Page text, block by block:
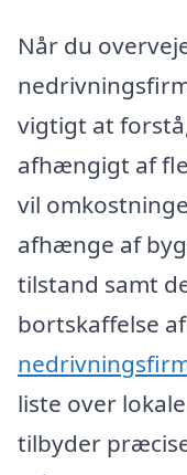
Når du
vigtigt at
afhængigt af
vil
afhænge af
tilstand samt
bortskaffelse
liste over
tilbyder